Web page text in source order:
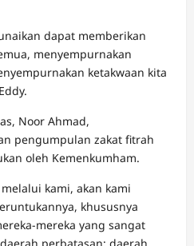
dapat memberikan
menyempurnakan
ketakwaan kita
Noor Ahmad,
pengumpulan zakat fitrah
oleh Kemenkumham.
kami, akan kami
khususnya
mereka yang sangat